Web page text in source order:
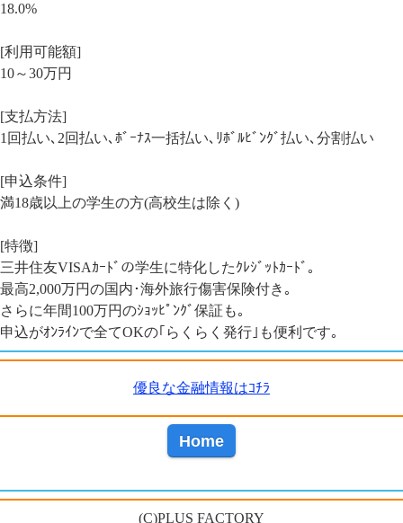
18.0%
[利用可能額]
10～30万円
[支払方法]
1回払い､2回払い､ﾎﾞｰﾅｽ一括払い､ﾘﾎﾞﾙﾋﾞﾝｸﾞ払い､分割払い
[申込条件]
満18歳以上の学生の方(高校生は除く)
[特徴]
三井住友VISAｶｰﾄﾞの学生に特化したｸﾚｼﾞｯﾄｶｰﾄﾞ｡
最高2,000万円の国内･海外旅行傷害保険付き｡
さらに年間100万円のｼｮｯﾋﾟﾝｸﾞ保証も｡
申込がｵﾝﾗｲﾝで全てOKの｢らくらく発行｣も便利です｡
優良な金融情報はｺﾁﾗ
Home
(C)PLUS FACTORY